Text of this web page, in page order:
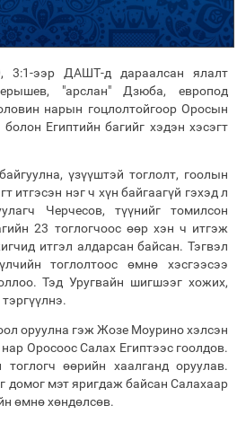
3:1-ээр ДАШТ-д дараалсан ялалт
"арслан" Дзюба, европод
нарын гоцлолтойгоор Оросын
Египтийн багийг хэдэн хэсэгт
үзүүштэй тоглолт, гоолын
итгэсэн нэг ч хүн байгаагүй гэхэд л
Черчесов, түүнийг томилсон
23 тоглогчоос өөр хэн ч итгэж
итгэл алдарсан байсан. Тэгвэл
тоглолтоос өмнө хэсгээсээ
Тэд Уругвайн шигшээг хожих,
оруулна гэж Жозе Моурино хэлсэн
Оросоос Салах Египтээс гоолдов.
өөрийн хаалганд оруулав.
домог мэт яригдаж байсан Салахаар
өмнө хөндөлсөв.